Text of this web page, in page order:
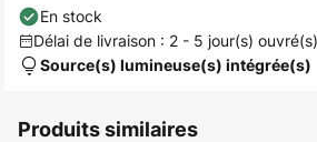
En stock
Délai de livraison : 2 - 5 jour(s) ouvré(s)
Source(s) lumineuse(s) intégrée(s)
Produits similaires